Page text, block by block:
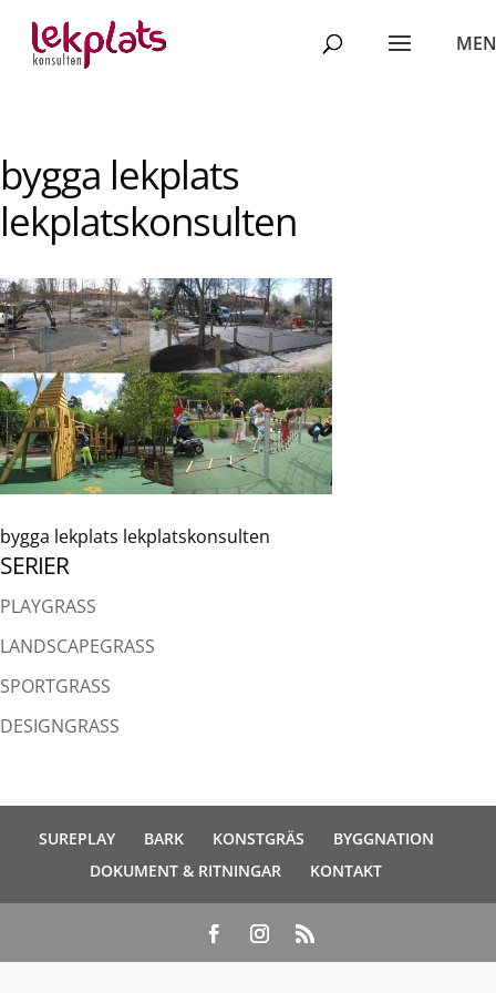
bygga lekplats
lekplatskonsulten
bygga lekplats lekplatskonsulten
SERIER
PLAYGRASS
LANDSCAPEGRASS
SPORTGRASS
DESIGNGRASS
SUREPLAY BARK KONSTGRÄS
BYGGNATION
DOKUMENT & RITNINGAR
KONTAKT